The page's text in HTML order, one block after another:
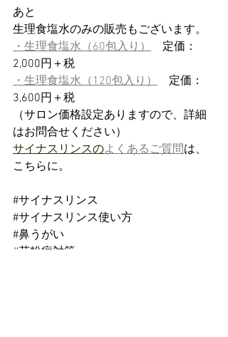
あと
生理食塩水のみの販売もございます。
・生理食塩水（60包入り）
定価：
2,000円＋税
・生理食塩水（120包入り）
定価：
3,600円＋税
（サロン価格設定ありますので、詳細
はお問合せください）
サイナスリンスのよくあるご質問は、
こちらに。
#サイナスリンス
#サイナスリンス使い方
#鼻うがい
#花粉症対策